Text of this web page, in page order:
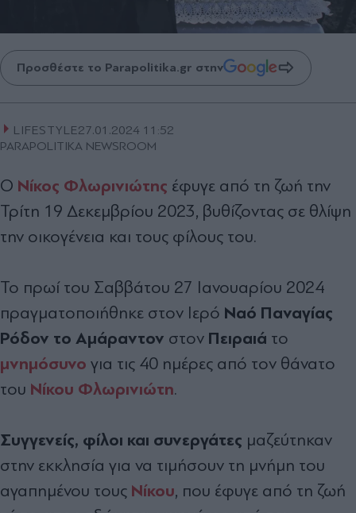
Προσθέστε το Parapolitika.gr στην
LIFESTYLE27.01.2024 11:52
PARAPOLITIKA NEWSROOM
Ο Νίκος Φλωρινιώτης έφυγε από τη ζωή την
Τρίτη 19 Δεκεμβρίου 2023, βυθίζοντας σε θλίψη
την οικογένεια και τους φίλους του.
Το πρωί του Σαββάτου 27 Ιανουαρίου 2024
πραγματοποιήθηκε στον Ιερό Ναό Παναγίας
Ρόδον το Αμάραντον στον Πειραιά το
μνημόσυνο για τις 40 ημέρες από τον θάνατο
του Νίκου Φλωρινιώτη.
Συγγενείς, φίλοι και συνεργάτες μαζεύτηκαν
στην εκκλησία για να τιμήσουν τη μνήμη του
αγαπημένου τους Νίκου, που έφυγε από τη ζωή